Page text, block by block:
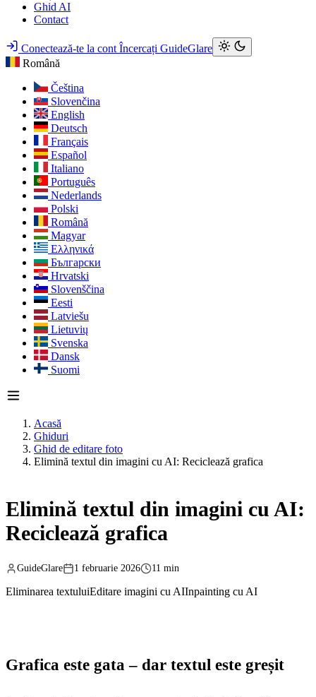
Ghid AI
Contact
Conectează-te la cont Încercați GuideGlare
Română
Čeština
Slovenčina
English
Deutsch
Français
Español
Italiano
Português
Nederlands
Polski
Română
Magyar
Ελληνικά
Български
Hrvatski
Slovenščina
Eesti
Latviešu
Lietuvių
Svenska
Dansk
Suomi
Acasă
Ghiduri
Ghid de editare foto
Elimină textul din imagini cu AI: Reciclează grafica
Elimină textul din imagini cu AI:
Reciclează grafica
GuideGlare 1 februarie 2026 11 min
Eliminarea textuluiEditare imagini cu AIInpainting cu AI
Grafica este gata – dar textul este greșit